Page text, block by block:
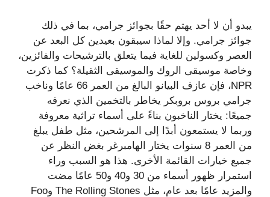
يبدو أن لا أحد يهتم حقًا بجوائز جرامي، بما في ذلك
جوائز جرامي. وإلا لماذا سيبقون بعيدين كل البعد عن
العصر وكسولين للغاية فيما يتعلق بالترشيحات والفائزين،
وخاصة موسيقى الروك والموسيقى الثقيلة؟ كما ذكرت
NPR، فإن عازف البيانو البالغ من العمر 66 عامًا وناخب
جرامي بروس بروبكر يخاطر بالتخمين الذي نعرفه
جميعًا: يختار الناخبون بناءً على أسماء تراثية معروفة
وربما لا يستمعون أبدًا إلى المرشحين، مثل طفل يبلغ
من العمر 8 سنوات يختار الهامبرغر بغض النظر عن
جميع خيارات القائمة الأخرى. هذا هو السبب وراء
استمرار ظهور أسماء من 30 و40 و50 عامًا مضت
والمزيد عامًا بعد عام، مثل The Rolling Stones وFoo